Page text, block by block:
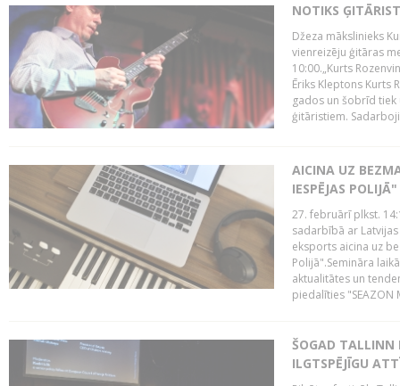
NOTIKS
Džeza mākslinieks
vienreizēju ģitāras
10:00.„Kurts
Ēriks Kleptons Kurts
gados un šobrīd
ģitāristiem.
AICINA UZ
IESPĒJAS POLIJĀ"
27. februārī plkst.
sadarbībā ar
eksports aicina uz
Polijā".Semināra
aktualitātes un
piedalīties "SEAZON
ŠOGAD TALLINN
ILGTSPĒJĪGU